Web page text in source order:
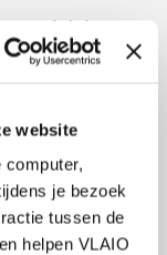
website
computer,
je bezoek
tussen de
helpen VLAIO
link:
de